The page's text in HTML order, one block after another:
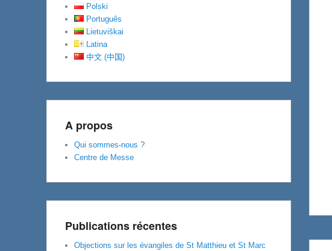
Polski
Português
Lietuviškai
Latina
中文 (中国)
A propos
Qui sommes-nous ?
Centre de Messe
Publications récentes
Objections sur les évangiles de St Matthieu et St Marc